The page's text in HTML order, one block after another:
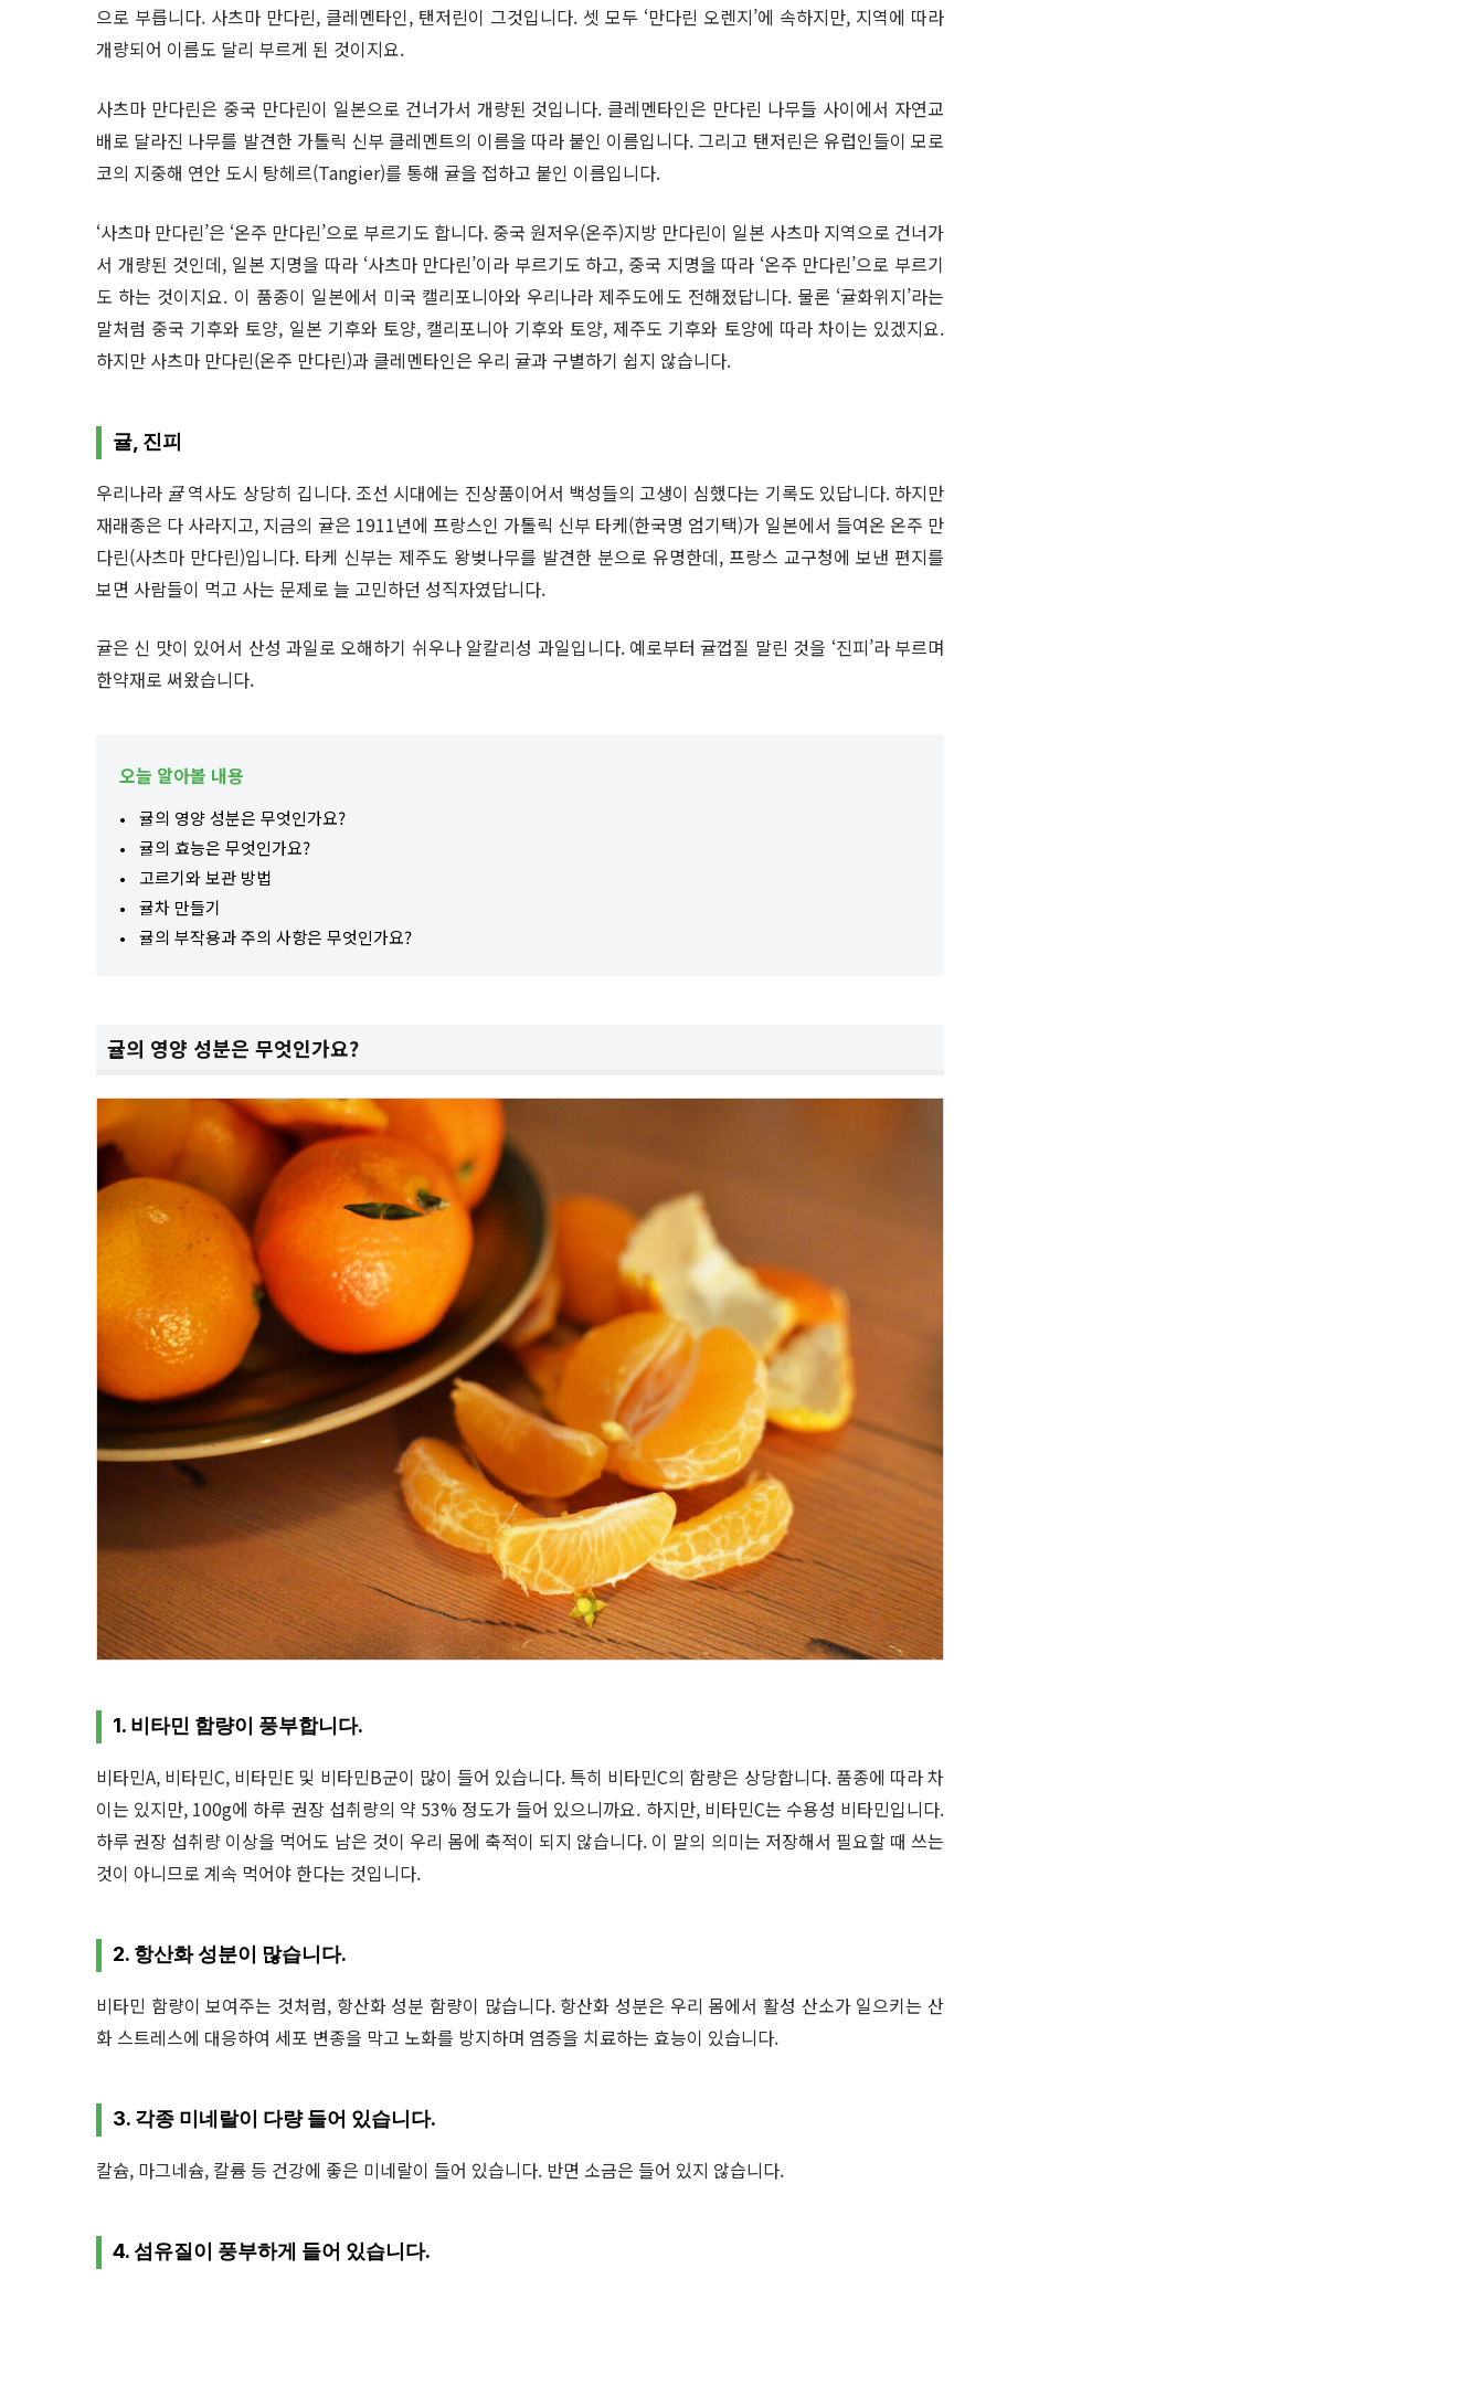
으로 부릅니다. 사츠마 만다린, 클레멘타인, 탠저린이 그것입니다. 셋 모두 ‘만다린 오렌지’에 속하지만, 지역에 따라
개량되어 이름도 달리 부르게 된 것이지요.
사츠마 만다린은 중국 만다린이 일본으로 건너가서 개량된 것입니다. 클레멘타인은 만다린 나무들 사이에서 자연교
배로 달라진 나무를 발견한 가톨릭 신부 클레멘트의 이름을 따라 붙인 이름입니다. 그리고 탠저린은 유럽인들이 모로
코의 지중해 연안 도시 탕헤르(Tangier)를 통해 귤을 접하고 붙인 이름입니다.
‘사츠마 만다린’은 ‘온주 만다린’으로 부르기도 합니다. 중국 원저우(온주)지방 만다린이 일본 사츠마 지역으로 건너가
서 개량된 것인데, 일본 지명을 따라 ‘사츠마 만다린’이라 부르기도 하고, 중국 지명을 따라 ‘온주 만다린’으로 부르기
도 하는 것이지요. 이 품종이 일본에서 미국 캘리포니아와 우리나라 제주도에도 전해졌답니다. 물론 ‘귤화위지’라는
말처럼 중국 기후와 토양, 일본 기후와 토양, 캘리포니아 기후와 토양, 제주도 기후와 토양에 따라 차이는 있겠지요.
하지만 사츠마 만다린(온주 만다린)과 클레멘타인은 우리 귤과 구별하기 쉽지 않습니다.
귤, 진피
우리나라 귤역사도 상당히 깁니다. 조선 시대에는 진상품이어서 백성들의 고생이 심했다는 기록도 있답니다. 하지만
재래종은 다 사라지고, 지금의 귤은 1911년에 프랑스인 가톨릭 신부 타케(한국명 엄기택)가 일본에서 들여온 온주 만
다린(사츠마 만다린)입니다. 타케 신부는 제주도 왕벚나무를 발견한 분으로 유명한데, 프랑스 교구청에 보낸 편지를
보면 사람들이 먹고 사는 문제로 늘 고민하던 성직자였답니다.
귤은 신 맛이 있어서 산성 과일로 오해하기 쉬우나 알칼리성 과일입니다. 예로부터 귤껍질 말린 것을 ‘진피’라 부르며
한약재로 써왔습니다.
오늘 알아볼 내용
귤의 영양 성분은 무엇인가요?
귤의 효능은 무엇인가요?
고르기와 보관 방법
귤차 만들기
귤의 부작용과 주의 사항은 무엇인가요?
귤의 영양 성분은 무엇인가요?
1. 비타민 함량이 풍부합니다.
비타민A, 비타민C, 비타민E 및 비타민B군이 많이 들어 있습니다. 특히 비타민C의 함량은 상당합니다. 품종에 따라 차
이는 있지만, 100g에 하루 권장 섭취량의 약 53% 정도가 들어 있으니까요. 하지만, 비타민C는 수용성 비타민입니다.
하루 권장 섭취량 이상을 먹어도 남은 것이 우리 몸에 축적이 되지 않습니다. 이 말의 의미는 저장해서 필요할 때 쓰는
것이 아니므로 계속 먹어야 한다는 것입니다.
2. 항산화 성분이 많습니다.
비타민 함량이 보여주는 것처럼, 항산화 성분 함량이 많습니다. 항산화 성분은 우리 몸에서 활성 산소가 일으키는 산
화 스트레스에 대응하여 세포 변종을 막고 노화를 방지하며 염증을 치료하는 효능이 있습니다.
3. 각종 미네랄이 다량 들어 있습니다.
칼슘, 마그네슘, 칼륨 등 건강에 좋은 미네랄이 들어 있습니다. 반면 소금은 들어 있지 않습니다.
4. 섬유질이 풍부하게 들어 있습니다.